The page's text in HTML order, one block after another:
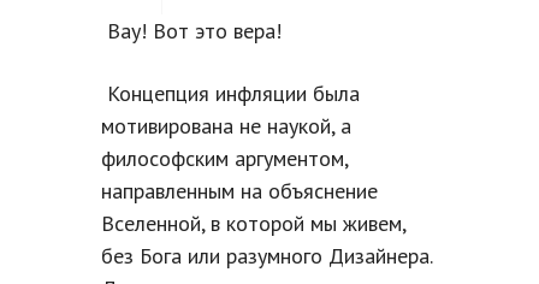
Вау! Вот это вера!
Концепция инфляции была
мотивирована не наукой, а
философским аргументом,
направленным на объяснение
Вселенной, в которой мы живем,
без Бога или разумного Дизайнера.